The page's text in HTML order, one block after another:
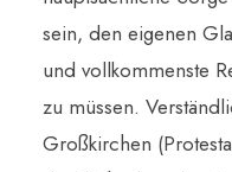
sein, den eigenen
und vollkommenste
zu müssen.
Großkirchen